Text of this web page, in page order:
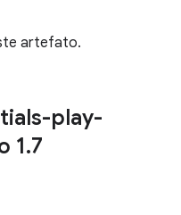
artefato.
play-
1.7